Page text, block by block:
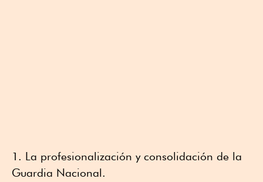
La profesionalización y consolidación de la
Guardia Nacional.